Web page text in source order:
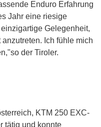
Enduro Erfahrung
Jahr eine riesige
Gelegenheit,
Ich fühle mich
der Tiroler.
KTM 250 EXC-
tätig und konnte